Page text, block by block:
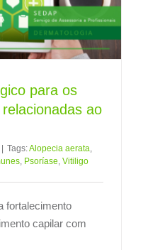
para os
ao
| Tags:Alopecia aerata
Psoríase Vitiligo
fortalecimento
capilar com